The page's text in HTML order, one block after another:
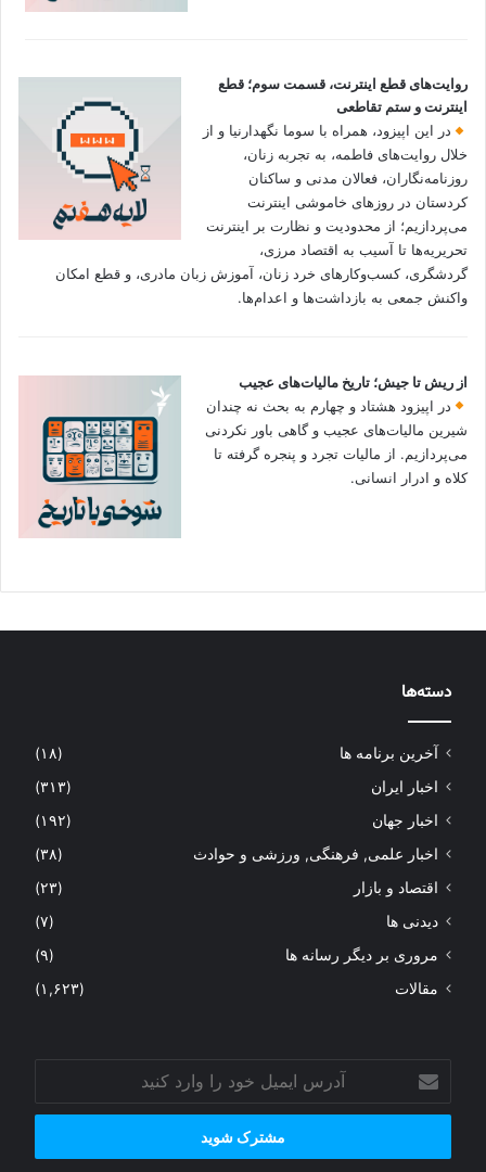
روایت‌های قطع اینترنت، قسمت سوم؛ قطع
اینترنت و ستم تقاطعی
در این اپیزود، همراه با سوما نگهدارنیا و از
خلال روایت‌های فاطمه، به تجربه زنان،
روزنامه‌نگاران، فعالان مدنی و ساکنان
کردستان در روزهای خاموشی اینترنت
می‌پردازیم؛ از محدودیت و نظارت بر اینترنت
تحریریه‌ها تا آسیب به اقتصاد مرزی،
گردشگری، کسب‌وکارهای خرد زنان، آموزش زبان مادری، و قطع امکان
واکنش جمعی به بازداشت‌ها و اعدام‌ها.
از ریش تا جیش؛ تاریخ مالیات‌های عجیب
در اپیزود هشتاد و چهارم به بحث نه چندان
شیرین مالیات‌های عجیب و گاهی باور نکردنی‌
می‌پردازیم. از مالیات تجرد و پنجره گرفته تا
کلاه و ادرار انسانی.
دسته‌ها
آخرین برنامه ها
(۱۸)
اخبار ایران
(۳۱۳)
اخبار جهان
(۱۹۲)
اخبار علمی, فرهنگی, ورزشی و حوادث
(۳۸)
اقتصاد و بازار
(۲۳)
دیدنی ها
(۷)
مروری بر دیگر رسانه ها
(۹)
مقالات
(۱,۶۲۳)
ایمیل
خود
وارد